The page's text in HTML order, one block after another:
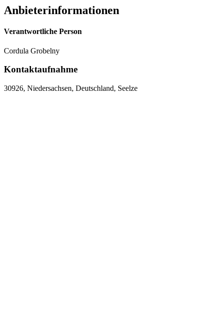
Anbieterinformationen
Verantwortliche Person
Cordula Grobelny
Kontaktaufnahme
30926, Niedersachsen, Deutschland, Seelze